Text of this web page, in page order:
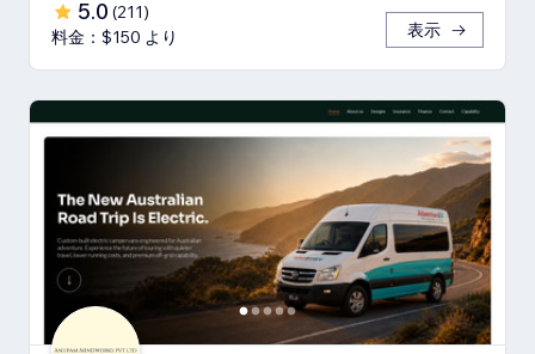
5.0 (211)
料金：$150 より
表示